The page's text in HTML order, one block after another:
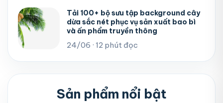
Tải 100+ bộ sưu tập background cây
dừa sắc nét phục vụ sản xuất bao bì
và ấn phẩm truyền thông
24/06 · 12 phút đọc
Sản phẩm nổi bật